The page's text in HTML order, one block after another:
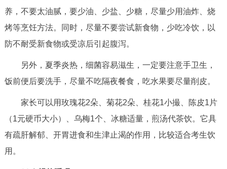
决策公开 专题公开
政务服务
个人服务 法人服务 部门服务
中介服务 阳光政务
养，不要太油腻，要少油、少盐、少糖，尽量少用油炸、烧
烤等烹饪方法。同时，尽量不要尝试新食物，少吃冷饮，以
防不耐受新食物或受凉后引起腹泻。
另外，夏季炎热，细菌容易滋生，一定要注意手卫生，
饭前便后要洗手，尽量不吃隔夜餐食，吃水果要尽量削皮。
家长可以用玫瑰花2朵、菊花2朵、桂花1小撮、陈皮1片
（1元硬币大小）、乌梅1个、冰糖适量，煎汤代茶饮。它具
有疏肝解郁、开胃进食和生津止渴的作用，比较适合考生饮
用。